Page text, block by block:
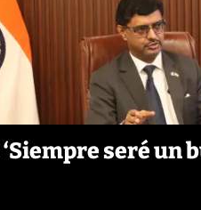
seré un